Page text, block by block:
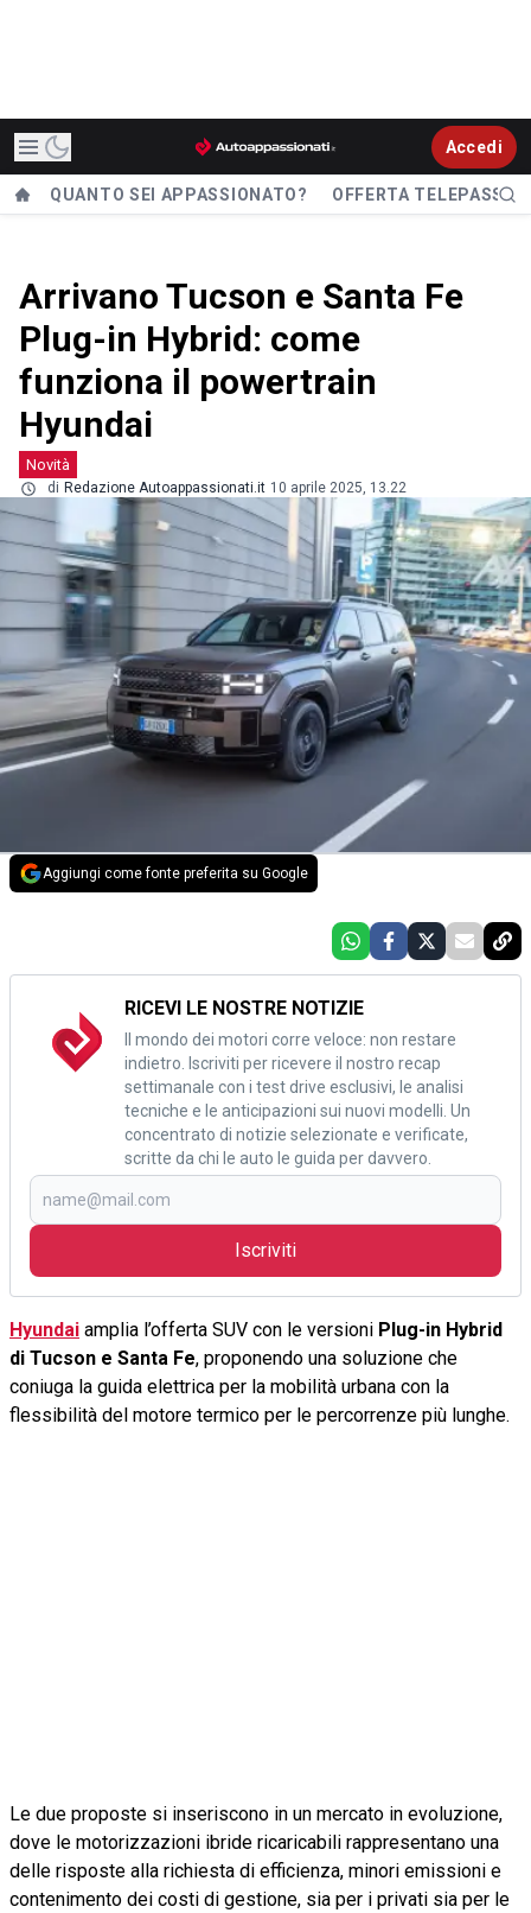
Accedi
QUANTO SEI APPASSIONATO? OFFERTA TELEPASS
Arrivano Tucson e Santa Fe
Plug-in Hybrid: come
funziona il powertrain
Hyundai
Novità
di Redazione Autoappassionati.it 10 aprile 2025, 13.22
Aggiungi come fonte preferita su Google
RICEVI LE NOSTRE NOTIZIE
Il mondo dei motori corre veloce: non restare
indietro. Iscriviti per ricevere il nostro recap
settimanale con i test drive esclusivi, le analisi
tecniche e le anticipazioni sui nuovi modelli. Un
concentrato di notizie selezionate e verificate,
scritte da chi le auto le guida per davvero.
Iscriviti
Hyundai amplia l’offerta SUV con le versioni Plug-in Hybrid
di Tucson e Santa Fe, proponendo una soluzione che
coniuga la guida elettrica per la mobilità urbana con la
flessibilità del motore termico per le percorrenze più lunghe.
Le due proposte si inseriscono in un mercato in evoluzione,
dove le motorizzazioni ibride ricaricabili rappresentano una
delle risposte alla richiesta di efficienza, minori emissioni e
contenimento dei costi di gestione, sia per i privati sia per le